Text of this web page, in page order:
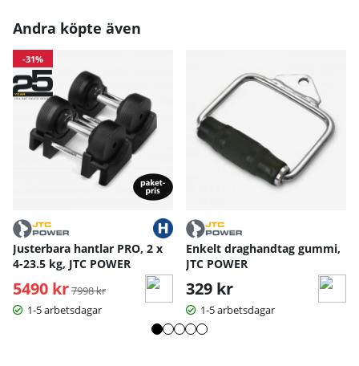
Andra köpte även
-31%
Justerbara hantlar PRO, 2 x
4-23.5 kg, JTC POWER
5490 krOrdinarie pris:
7998 kr
1-5 arbetsdagar
Enkelt draghandtag gummi,
JTC POWER
329 kr
1-5 arbetsdagar